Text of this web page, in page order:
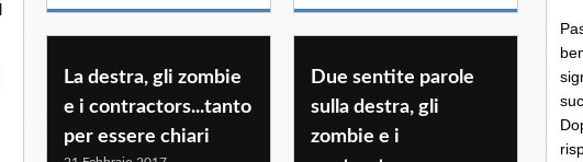
La destra, gli zombie
e i contractors...tanto
per essere chiari
Due sentite parole
sulla destra, gli
zombie e i